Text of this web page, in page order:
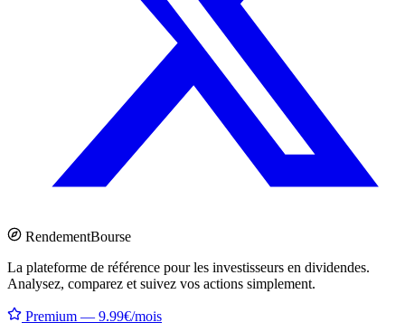
RendementBourse
La plateforme de référence pour les investisseurs en dividendes.
Analysez, comparez et suivez vos actions simplement.
Premium — 9.99€/mois